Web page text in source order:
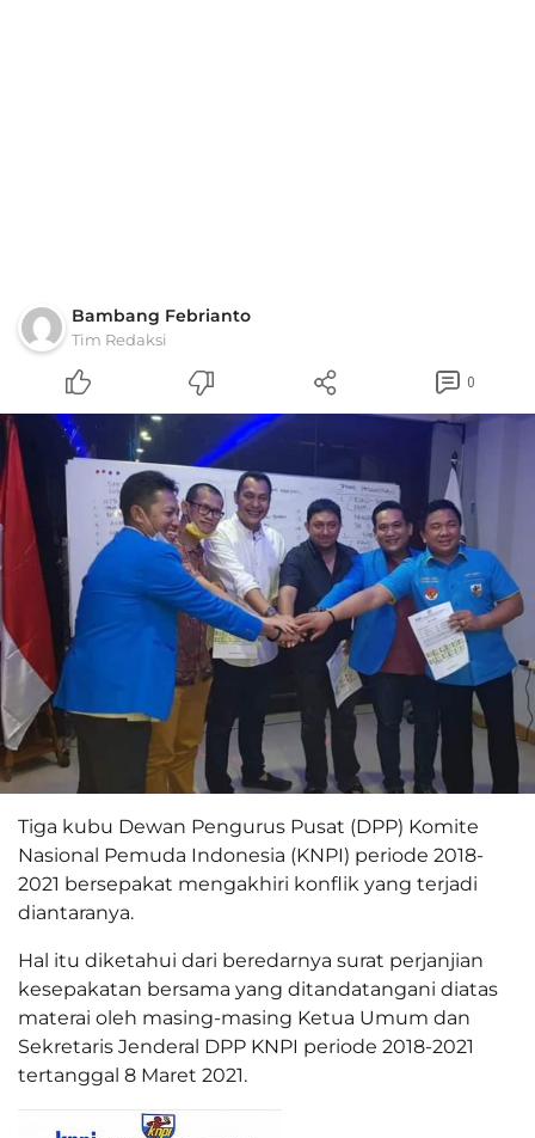
Bambang Febrianto
Tim Redaksi
0
Tiga kubu Dewan Pengurus Pusat (DPP) Komite
Nasional Pemuda Indonesia (KNPI) periode 2018-
2021 bersepakat mengakhiri konflik yang terjadi
diantaranya.
Hal itu diketahui dari beredarnya surat perjanjian
kesepakatan bersama yang ditandatangani diatas
materai oleh masing-masing Ketua Umum dan
Sekretaris Jenderal DPP KNPI periode 2018-2021
tertanggal 8 Maret 2021.